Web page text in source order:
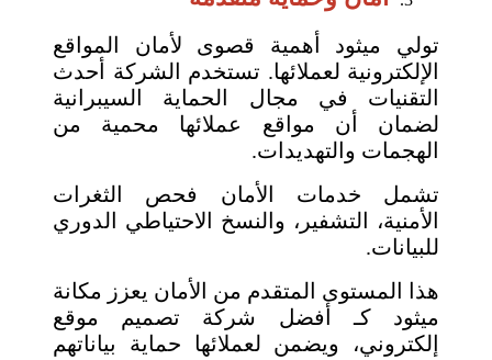
تولي ميثود أهمية قصوى لأمان المواقع
الإلكترونية لعملائها. تستخدم الشركة أحدث
التقنيات في مجال الحماية السيبرانية
لضمان أن مواقع عملائها محمية من
الهجمات والتهديدات.
تشمل خدمات الأمان فحص الثغرات
الأمنية، التشفير، والنسخ الاحتياطي الدوري
للبيانات.
هذا المستوى المتقدم من الأمان يعزز مكانة
ميثود كـ أفضل شركة تصميم موقع
إلكتروني، ويضمن لعملائها حماية بياناتهم